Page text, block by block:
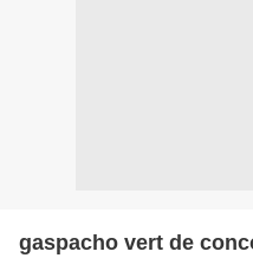
gaspacho vert de